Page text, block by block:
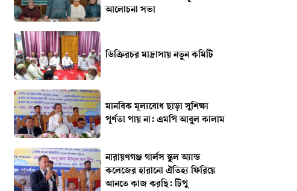
আলোচনা সভা
ডিক্রিরচর মাদ্রাসায় নতুন কমিটি
মানবিক মূল্যবোধ ছাড়া সুশিক্ষা
পূর্ণতা পায় না: এমপি আবুল কালাম
নারায়ণগঞ্জ গার্লস স্কুল অ্যান্ড
কলেজের হারানো ঐতিহ্য ফিরিয়ে
আনতে কাজ করছি: টিপু